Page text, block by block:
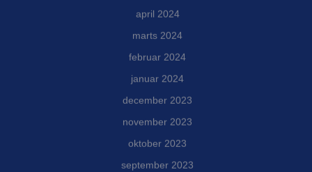
april 2024
marts 2024
februar 2024
januar 2024
december 2023
november 2023
oktober 2023
september 2023